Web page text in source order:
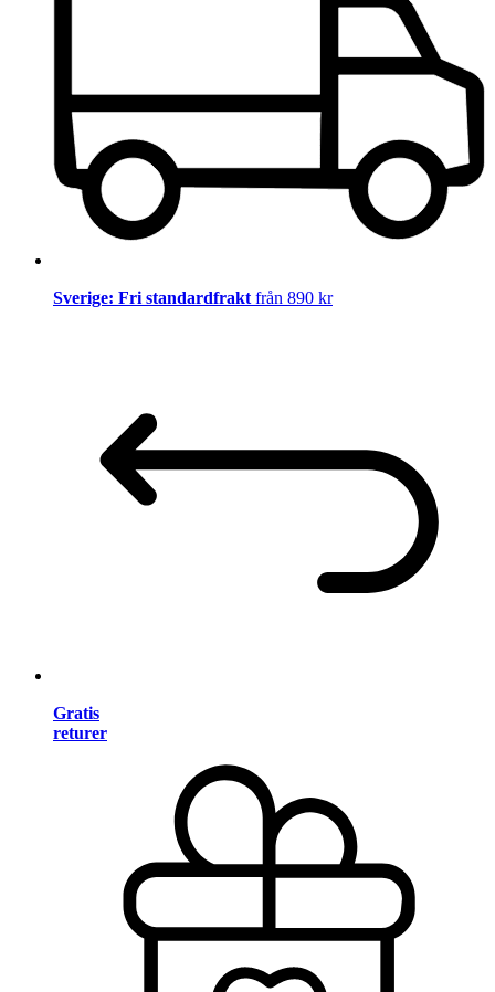
Sverige: Fri standardfrakt från 890 kr
Gratis
returer